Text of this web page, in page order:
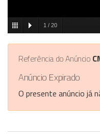
1 / 20
Referência do Anúncio
Anúncio Expirado
O presente anúncio já